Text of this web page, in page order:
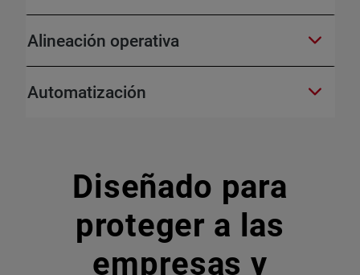
Alineación operativa
Automatización
Diseñado para
proteger a las
empresas y